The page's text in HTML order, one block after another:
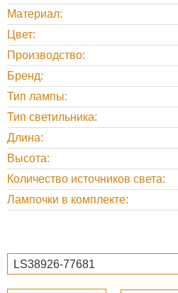
Материал
Цвет
Производство
Бренд
Тип лампы
Тип светильника
Длина
Высота
Количество источников света
Лампочки в комплекте
LS38926-77681